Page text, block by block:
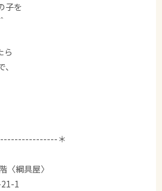
子を
ら
＊
〈綱具屋〉
1